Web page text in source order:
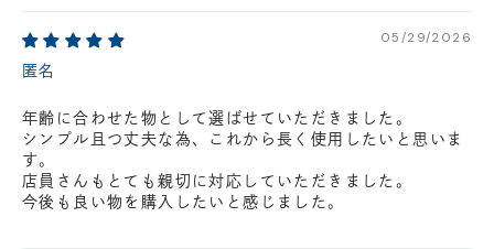
05/29/2026
匿名
年齢に合わせた物として選ばせていただきました。
シンプル且つ丈夫な為、これから長く使用したいと思いま
す。
店員さんもとても親切に対応していただきました。
今後も良い物を購入したいと感じました。